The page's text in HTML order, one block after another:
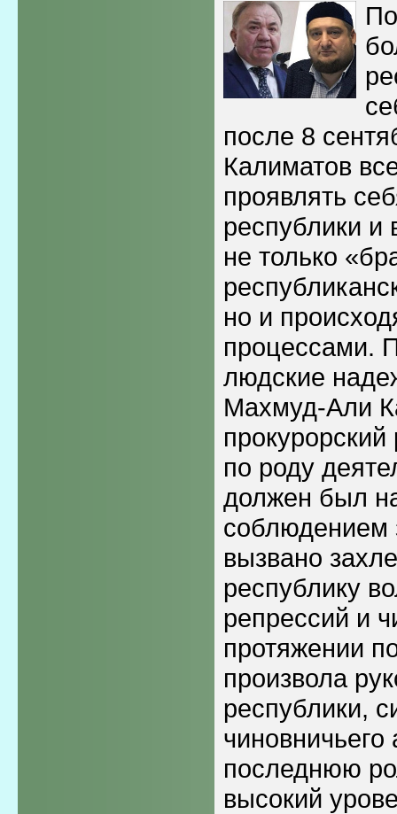
после 8
Калиматов
проявлять
республики и
не только
но и
процессами.
людские
Махмуд-Али
прокурорский
по роду
должен был
соблюдением
вызвано
республику
репрессий и
протяжении
произвола
республики,
последнюю
высокий